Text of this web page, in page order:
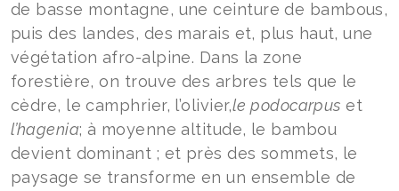
de basse montagne, une ceinture de bambous,
puis des landes, des marais et, plus haut, une
végétation afro-alpine. Dans la zone
forestière, on trouve des arbres tels que le
cèdre, le camphrier, l’olivier,le podocarpus et
l’hagenia; à moyenne altitude, le bambou
devient dominant ; et près des sommets, le
paysage se transforme en un ensemble de